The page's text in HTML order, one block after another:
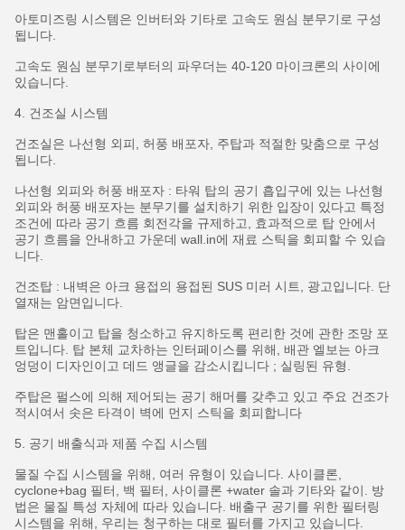
아토미즈링 시스템은 인버터와 기타로 고속도 원심 분무기로 구성
됩니다.
고속도 원심 분무기로부터의 파우더는 40-120 마이크론의 사이에
있습니다.
4. 건조실 시스템
건조실은 나선형 외피, 허풍 배포자, 주탑과 적절한 맞춤으로 구성
됩니다.
나선형 외피와 허풍 배포자 : 타워 탑의 공기 흡입구에 있는 나선형
외피와 허풍 배포자는 분무기를 설치하기 위한 입장이 있다고 특정
조건에 따라 공기 흐름 회전각을 규제하고, 효과적으로 탑 안에서
공기 흐름을 안내하고 가운데 wall.in에 재료 스틱을 회피할 수 있습
니다.
건조탑 : 내벽은 아크 용접의 용접된 SUS 미러 시트, 광고입니다. 단
열재는 암면입니다.
탑은 맨홀이고 탑을 청소하고 유지하도록 편리한 것에 관한 조망 포
트입니다. 탑 본체 교차하는 인터페이스를 위해, 배관 엘보는 아크
엉덩이 디자인이고 데드 앵글을 감소시킵니다 ; 실링된 유형.
주탑은 펄스에 의해 제어되는 공기 해머를 갖추고 있고 주요 건조가
적시여서 솟은 타격이 벽에 먼지 스틱을 회피합니다
5. 공기 배출식과 제품 수집 시스템
물질 수집 시스템을 위해, 여러 유형이 있습니다. 사이클론,
cyclone+bag 필터, 백 필터, 사이클론 +water 솔과 기타와 같이. 방
법은 물질 특성 자체에 따라 있습니다. 배출구 공기를 위한 필터링
시스템을 위해, 우리는 청구하는 대로 필터를 가지고 있습니다.